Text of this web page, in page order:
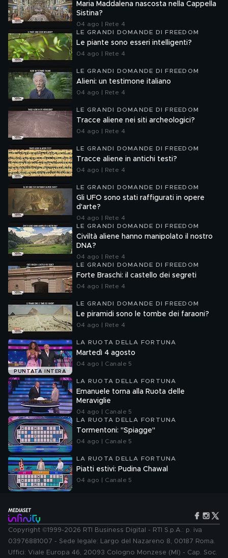
Maria Maddalena nascosta nella Cappella
Sistina?
04 ago | Rete 4
LE GRANDI DOMANDE DI FREEDOM
Le piante sono esseri intelligenti?
04 ago | Rete 4
LE GRANDI DOMANDE DI FREEDOM
Alieni: un testimone italiano
04 ago | Rete 4
LE GRANDI DOMANDE DI FREEDOM
Tracce aliene nei siti archeologici?
04 ago | Rete 4
LE GRANDI DOMANDE DI FREEDOM
Tracce aliene in antichi testi?
04 ago | Rete 4
LE GRANDI DOMANDE DI FREEDOM
Gli UFO sono stati raffigurati in opere
d'arte?
04 ago | Rete 4
LE GRANDI DOMANDE DI FREEDOM
Civiltà aliene hanno manipolato il nostro
DNA?
04 ago | Rete 4
LE GRANDI DOMANDE DI FREEDOM
Forte Braschi: il castello dei segreti
04 ago | Rete 4
LE GRANDI DOMANDE DI FREEDOM
Le piramidi sono le tombe dei faraoni?
04 ago | Rete 4
PUNTATA INTERA
LA RUOTA DELLA FORTUNA
Martedì 4 agosto
04 ago | Canale 5
LA RUOTA DELLA FORTUNA
Emanuele torna alla Ruota delle
Meraviglie
04 ago | Canale 5
LA RUOTA DELLA FORTUNA
Tormentoni: "Spiagge"
04 ago | Canale 5
LA RUOTA DELLA FORTUNA
Piatti estivi: Pudina Chawal
04 ago | Canale 5
Copyright ©1999-2026 RTI Business Digital - RTI S.p.A.: p. iva
03976881007 - Sede legale: Largo del Nazareno 8, 00187 Roma.
Uffici: Viale Europa 46, 20093 Cologno Monzese (MI) - Cap. Soc.